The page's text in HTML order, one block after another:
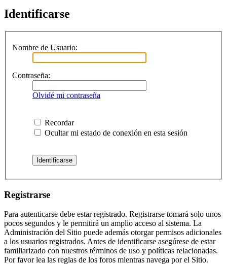
Identificarse
Nombre de Usuario:
Contraseña:
Olvidé mi contraseña
Recordar
Ocultar mi estado de conexión en esta sesión
Registrarse
Para autenticarse debe estar registrado. Registrarse tomará solo unos
pocos segundos y le permitirá un amplio acceso al sistema. La
Administración del Sitio puede además otorgar permisos adicionales
a los usuarios registrados. Antes de identificarse asegúrese de estar
familiarizado con nuestros términos de uso y políticas relacionadas.
Por favor lea las reglas de los foros mientras navega por el Sitio.